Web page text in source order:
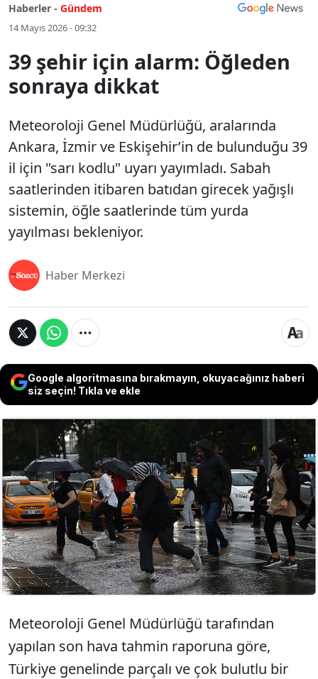
Haberler - Gündem
14 Mayıs 2026 - 09:32
39 şehir için alarm: Öğleden
sonraya dikkat
Meteoroloji Genel Müdürlüğü, aralarında
Ankara, İzmir ve Eskişehir’in de bulunduğu 39
il için "sarı kodlu" uyarı yayımladı. Sabah
saatlerinden itibaren batıdan girecek yağışlı
sistemin, öğle saatlerinde tüm yurda
yayılması bekleniyor.
Haber Merkezi
Google algoritmasına bırakmayın, okuyacağınız haberi
siz seçin! Tıkla ve ekle
Meteoroloji Genel Müdürlüğü, aralarında
Ankara, İzmir ve Eskişehir’in de bulunduğu 39
il için "sarı kodlu" uyarı yayımladı. Sabah
saatlerinden itibaren batıdan girecek yağışlı
sistemin, öğle saatlerinde tüm yurda yayılması
bekleniyor.
Meteoroloji Genel Müdürlüğü tarafından
yapılan son hava tahmin raporuna göre,
Türkiye genelinde parçalı ve çok bulutlu bir